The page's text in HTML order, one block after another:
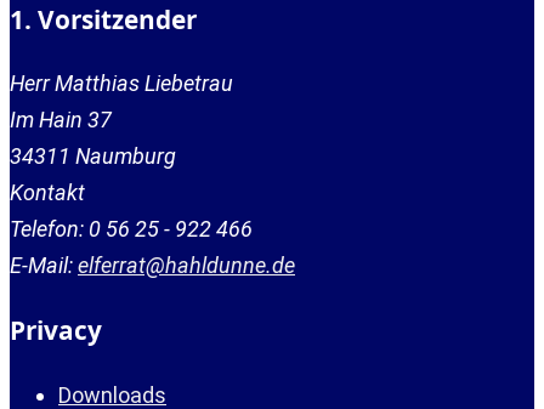
1. Vorsitzender
Herr Matthias Liebetrau
Im Hain 37
34311 Naumburg
Kontakt
Telefon: 0 56 25 - 922 466
E-Mail:elferrat@hahldunne.de
Privacy
Downloads